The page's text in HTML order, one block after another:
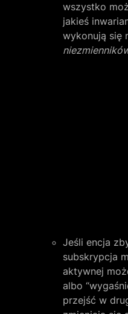
wszystko
jakieś
Jeśli encja
subskrypcja
aktywnej
albo
przejść w